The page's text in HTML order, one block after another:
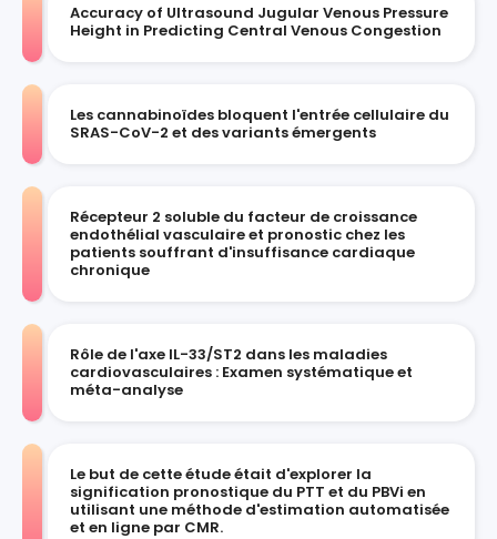
Accuracy of Ultrasound Jugular Venous Pressure
Height in Predicting Central Venous Congestion
Les cannabinoïdes bloquent l'entrée cellulaire du
SRAS-CoV-2 et des variants émergents
Récepteur 2 soluble du facteur de croissance
endothélial vasculaire et pronostic chez les
patients souffrant d'insuffisance cardiaque
chronique
Rôle de l'axe IL-33/ST2 dans les maladies
cardiovasculaires : Examen systématique et
méta-analyse
Le but de cette étude était d'explorer la
signification pronostique du PTT et du PBVi en
utilisant une méthode d'estimation automatisée
et en ligne par CMR.